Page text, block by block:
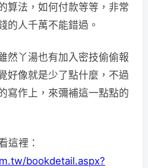
算法，如何付款等等，非常
的人千萬不能錯過。
然丫湯也有加入密技偷偷報
好像就是少了點什麼，不過
寫作上，來彌補這一點點的
這裡：
bookdetail.aspx?